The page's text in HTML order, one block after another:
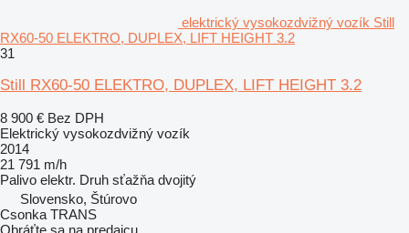
elektrický vysokozdvižný vozík Still
RX60-50 ELEKTRO, DUPLEX, LIFT HEIGHT 3.2
31
Still RX60-50 ELEKTRO, DUPLEX, LIFT HEIGHT 3.2
8 900 € Bez DPH
Elektrický vysokozdvižný vozík
2014
21 791 m/h
Palivo elektr. Druh sťažňa dvojitý
Slovensko, Štúrovo
Csonka TRANS
Obráťte sa na predajcu